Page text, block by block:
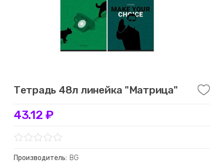
Тетрадь 48л линейка "Матрица"
43.12 ₽
Производитель: BG